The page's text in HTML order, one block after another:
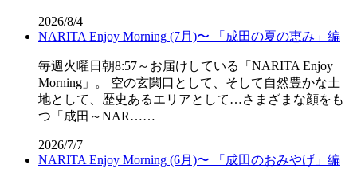
2026/8/4
NARITA Enjoy Morning (7月)〜 「成田の夏の恵み」編
毎週火曜日朝8:57～お届けしている「NARITA Enjoy
Morning」。 空の玄関口として、そして自然豊かな土
地として、歴史あるエリアとして…さまざまな顔をも
つ「成田～NAR……
2026/7/7
NARITA Enjoy Morning (6月)〜 「成田のおみやげ」編